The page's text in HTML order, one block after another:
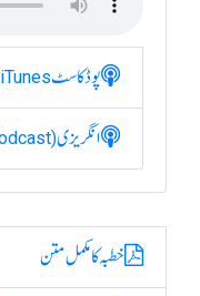
پوڈکاسٹiTunes
انگریزی(Podcast)
خطبہ کا مکمل متن